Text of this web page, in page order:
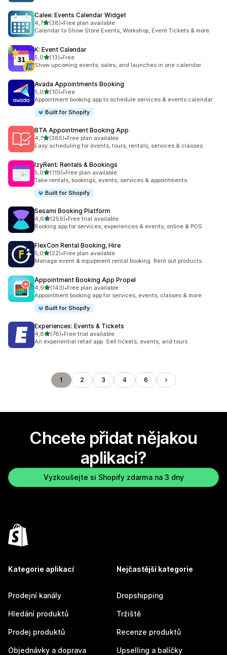
Calee: Events Calendar Widget
4,7z 5 hvězd
(38)
Celkový počet recenzí: 38
•Free plan available
Calendar to Show Store Events, Workshop, Event Tickets & more
K: Event Calendar
5,0z 5 hvězd
(13)
Celkový počet recenzí: 13
•Free
Show upcoming events, sales, and launches in one calendar.
Avada Appointments Booking
5,0z 5 hvězd
(10)
Celkový počet recenzí: 10
•Free
Appointment booking app to schedule services & events calendar
Built for Shopify
BTA Appointment Booking App
4,7z 5 hvězd
(385)
Celkový počet recenzí: 385
•Free plan available
Easy scheduling for events, tours, rentals, services & classes
IzyRent: Rentals & Bookings
5,0z 5 hvězd
(119)
Celkový počet recenzí: 119
•Free plan available
Take rentals, bookings, events, services & appointments
Built for Shopify
Sesami Booking Platform
4,6z 5 hvězd
(259)
Celkový počet recenzí: 259
•Free trial available
Booking app for services, experiences & events, online & POS
FlexCon Rental Booking, Hire
5,0z 5 hvězd
(22)
Celkový počet recenzí: 22
•Free plan available
Manage event & equipment rental booking. Rent out products.
Appointment Booking App Propel
4,9z 5 hvězd
(143)
Celkový počet recenzí: 143
•Free plan available
Appointment booking app for services, events, classes & more
Built for Shopify
Experiences: Events & Tickets
4,8z 5 hvězd
(76)
Celkový počet recenzí: 76
•Free trial available
An experiential retail app. Sell tickets, events, and tours
1 2 3 4 6
Chcete přidat nějakou
aplikaci?
Vyzkoušejte si Shopify zdarma na 3 dny
Kategorie aplikací
Prodejní kanály
Hledání produktů
Prodej produktů
Objednávky a doprava
Nejčastější kategorie
Dropshipping
Tržiště
Recenze produktů
Upselling a balíčky